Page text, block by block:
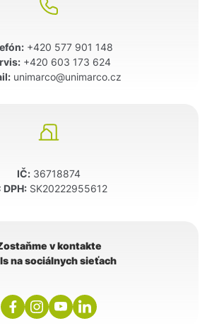
+420 577 901 148
+420 603 173 624
unimarco@unimarco.cz
IČ: 36718874
DPH:SK20222955612
v kontakte
na sociálnych sieťach